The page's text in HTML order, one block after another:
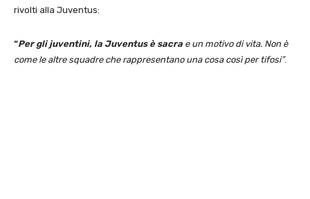
rivolti alla Juventus:
“Per gli juventini, la Juventus è sacra e un motivo di vita. Non è
come le altre squadre che rappresentano una cosa così per tifosi”.